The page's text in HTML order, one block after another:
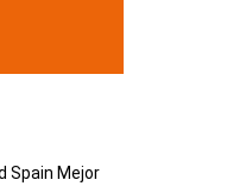
Spain Mejor